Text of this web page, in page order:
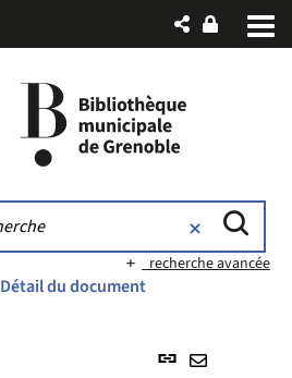
recherche avancée
Détail du document
Lien